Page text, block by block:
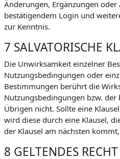
Änderungen, Ergänzungen
bestätigendem Login und
zur Kenntnis.
7 SALVATORISCHE
Die Unwirksamkeit einzelner
Nutzungsbedingungen oder
Bestimmungen berührt die
Nutzungsbedingungen bzw.
Übrigen nicht. Sollte eine
wird diese durch eine Klausel,
der Klausel am nächsten
8 GELTENDES